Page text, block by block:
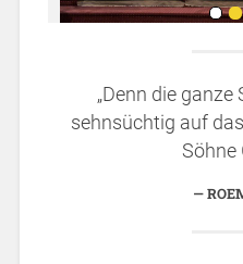
„Denn die
sehnsüchtig auf
Söhne